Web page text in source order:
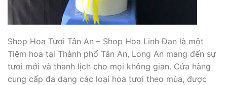
Shop Hoa Tươi Tân An – Shop Hoa Linh Đan là một
Tiệm hoa tại Thành phố Tân An, Long An mang đến sự
tươi mới và thanh lịch cho mọi không gian. Cửa hàng
cung cấp đa dạng các loại hoa tươi theo mùa, được